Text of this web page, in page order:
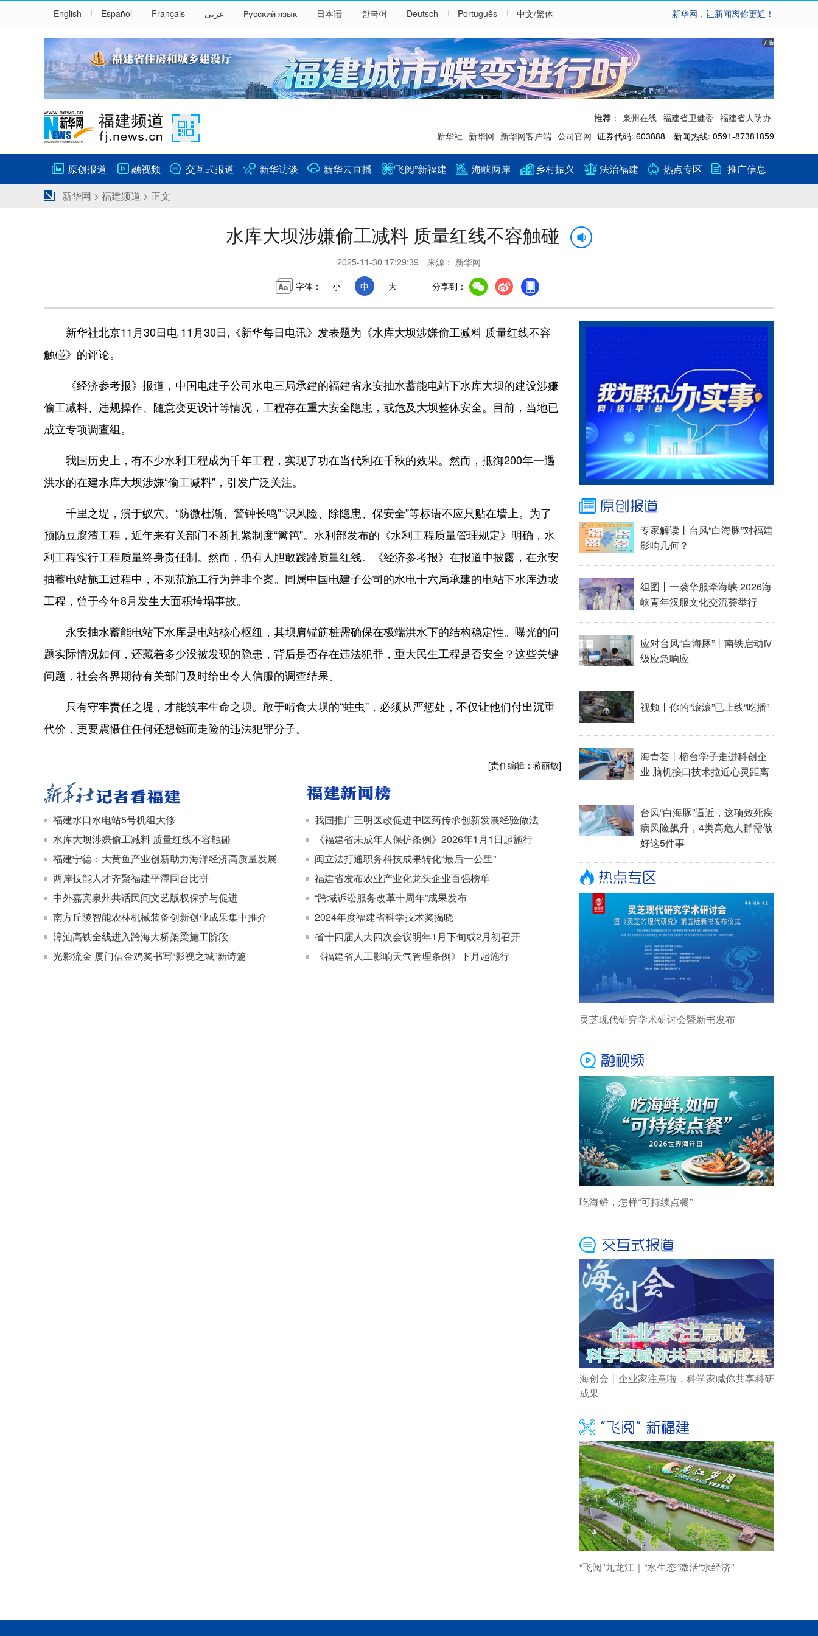
English Español Français عربى Русский язык 日本语 한국어 Deutsch Português 中文/繁体 新华网，让新闻离你更近！
推荐： 泉州在线 福建省卫健委 福建省人防办
新华社 新华网 新华网客户端 公司官网 证券代码: 603888 新闻热线: 0591-87381859
原创报道 融视频 交互式报道 新华访谈 新华云直播 “飞阅”新福建 海峡两岸 乡村振兴 法治福建 热点专区
推广信息
新华网 > 福建频道 > 正文
水库大坝涉嫌偷工减料 质量红线不容触碰
2025-11-30 17:29:39 来源： 新华网
字体：
小 中 大 分享到：
新华社北京11月30日电 11月30日,《新华每日电讯》发表题为《水库大坝涉嫌偷工减料 质量红线不容
触碰》的评论。
《经济参考报》报道，中国电建子公司水电三局承建的福建省永安抽水蓄能电站下水库大坝的建设涉嫌
偷工减料、违规操作、随意变更设计等情况，工程存在重大安全隐患，或危及大坝整体安全。目前，当地已
成立专项调查组。
我国历史上，有不少水利工程成为千年工程，实现了功在当代利在千秋的效果。然而，抵御200年一遇
洪水的在建水库大坝涉嫌“偷工减料”，引发广泛关注。
千里之堤，溃于蚁穴。“防微杜渐、警钟长鸣”“识风险、除隐患、保安全”等标语不应只贴在墙上。为了
预防豆腐渣工程，近年来有关部门不断扎紧制度“篱笆”。水利部发布的《水利工程质量管理规定》明确，水
利工程实行工程质量终身责任制。然而，仍有人胆敢践踏质量红线。《经济参考报》在报道中披露，在永安
抽蓄电站施工过程中，不规范施工行为并非个案。同属中国电建子公司的水电十六局承建的电站下水库边坡
工程，曾于今年8月发生大面积垮塌事故。
永安抽水蓄能电站下水库是电站核心枢纽，其坝肩锚筋桩需确保在极端洪水下的结构稳定性。曝光的问
题实际情况如何，还藏着多少没被发现的隐患，背后是否存在违法犯罪，重大民生工程是否安全？这些关键
问题，社会各界期待有关部门及时给出令人信服的调查结果。
只有守牢责任之堤，才能筑牢生命之坝。敢于啃食大坝的“蛀虫”，必须从严惩处，不仅让他们付出沉重
代价，更要震慑住任何还想铤而走险的违法犯罪分子。
[责任编辑：蒋丽敏]
福建水口水电站5号机组大修
水库大坝涉嫌偷工减料 质量红线不容触碰
福建宁德：大黄鱼产业创新助力海洋经济高质量发展
两岸技能人才齐聚福建平潭同台比拼
中外嘉宾泉州共话民间文艺版权保护与促进
南方丘陵智能农林机械装备创新创业成果集中推介
漳汕高铁全线进入跨海大桥架梁施工阶段
光影流金 厦门借金鸡奖书写“影视之城”新诗篇
我国推广三明医改促进中医药传承创新发展经验做法
《福建省未成年人保护条例》2026年1月1日起施行
闽立法打通职务科技成果转化“最后一公里”
福建省发布农业产业化龙头企业百强榜单
“跨域诉讼服务改革十周年”成果发布
2024年度福建省科学技术奖揭晓
省十四届人大四次会议明年1月下旬或2月初召开
《福建省人工影响天气管理条例》下月起施行